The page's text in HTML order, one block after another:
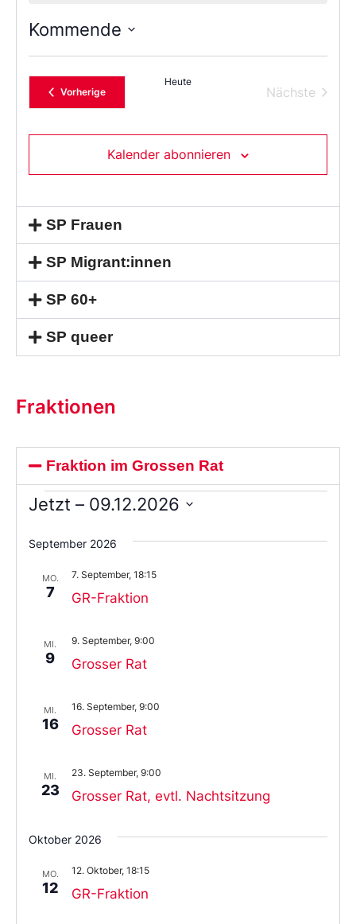
Kommende
Sie
das
Datum
aus.
VorherigeVeranstaltungen
Heute
Nächste
Kalender abonnieren
SP Frauen
SP Migrant:innen
SP 60+
SP queer
Fraktionen
Fraktion im Grossen Rat
Jetzt – 09.12.2026
Sie
das
aus.
September 2026
MO.
7 GR-Fraktion
7. September, 18:15
MI.
9 Grosser Rat
9. September, 9:00
MI.
16 Grosser Rat
16. September, 9:00
MI.
23 Grosser Rat, evtl. Nachtsitzung
23. September, 9:00
Oktober 2026
MO.
12 GR-Fraktion
12. Oktober, 18:15